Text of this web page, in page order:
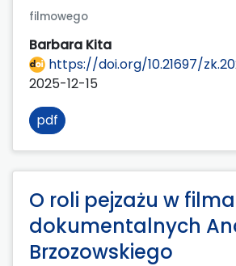
filmowego
Barbara Kita
https://doi.org/10.21697/
2025-12-15
pdf
O roli pejzażu w
dokumentalnych
Brzozowskiego